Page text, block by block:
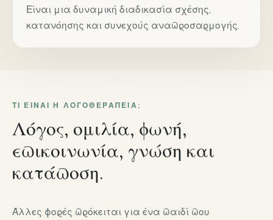
Είναι μια δυναμική διαδικασία σχέσης,
κατανόησης και συνεχούς αναπροσαρμογής.
ΤΙ ΕΊΝΑΙ Η ΛΟΓΟΘΕΡΑΠΕΊΑ;
Λόγος, ομιλία, φωνή,
επικοινωνία, γνώση και
κατάποση.
Άλλες φορές πρόκειται για ένα παιδί που